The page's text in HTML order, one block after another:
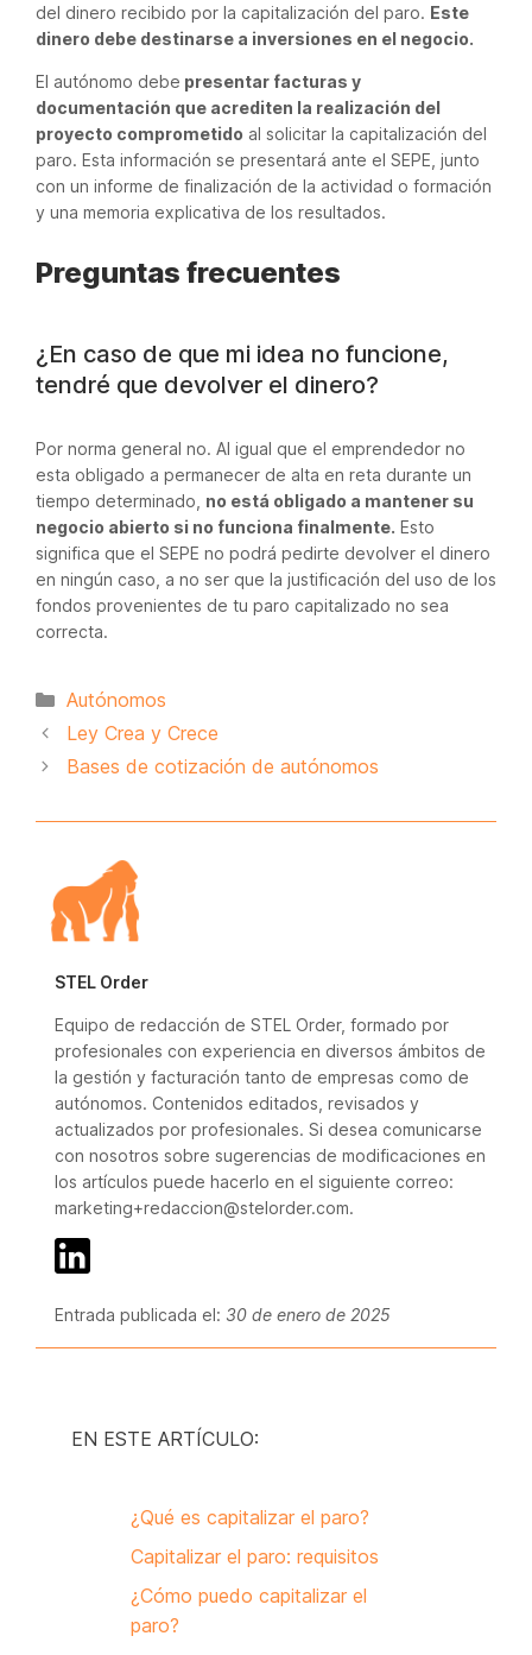
del dinero recibido por la capitalización del paro. Este
dinero debe destinarse a inversiones en el negocio.
El autónomo debe presentar facturas y
documentación que acrediten la realización del
proyecto comprometido al solicitar la capitalización del
paro. Esta información se presentará ante el SEPE, junto
con un informe de finalización de la actividad o formación
y una memoria explicativa de los resultados.
Preguntas frecuentes
¿En caso de que mi idea no funcione,
tendré que devolver el dinero?
Por norma general no. Al igual que el emprendedor no
esta obligado a permanecer de alta en reta durante un
tiempo determinado, no está obligado a mantener su
negocio abierto si no funciona finalmente. Esto
significa que el SEPE no podrá pedirte devolver el dinero
en ningún caso, a no ser que la justificación del uso de los
fondos provenientes de tu paro capitalizado no sea
correcta.
Categorías
Autónomos
Ley Crea y Crece
Bases de cotización de autónomos
STEL Order
Equipo de redacción de STEL Order, formado por
profesionales con experiencia en diversos ámbitos de
la gestión y facturación tanto de empresas como de
autónomos. Contenidos editados, revisados y
actualizados por profesionales. Si desea comunicarse
con nosotros sobre sugerencias de modificaciones en
los artículos puede hacerlo en el siguiente correo:
marketing+redaccion@stelorder.com.
Entrada publicada el: 30 de enero de 2025
EN ESTE ARTÍCULO:
¿Qué es capitalizar el paro?
Capitalizar el paro: requisitos
¿Cómo puedo capitalizar el
paro?